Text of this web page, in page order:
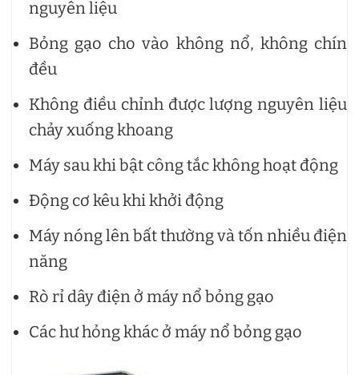
nguyên liệu
Bỏng gạo cho vào không nổ, không chín
đều
Không điều chỉnh được lượng nguyên liệu
chảy xuống khoang
Máy sau khi bật công tắc không hoạt động
Động cơ kêu khi khởi động
Máy nóng lên bất thường và tốn nhiều điện
năng
Rò rỉ dây điện ở máy nổ bỏng gạo
Các hư hỏng khác ở máy nổ bỏng gạo